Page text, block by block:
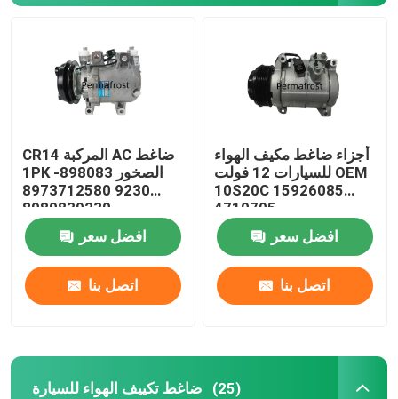
CR14 المركبة AC ضاغط
1PK الصخور 898083-
9230 8973712580
8980839230
افضل سعر
اتصل بنا
أجزاء ضاغط مكيف الهواء
للسيارات 12 فولت OEM
10S20C 15926085
4710705
افضل سعر
اتصل بنا
ضاغط تكييف الهواء للسيارة (25)